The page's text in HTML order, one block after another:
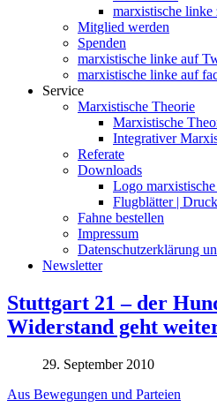
marxistische
Mitglied werden
Spenden
marxistische linke auf
marxistische linke auf
Service
Marxistische Theorie
Marxistische
Integrativer
Referate
Downloads
Logo
Flugblätter |
Fahne bestellen
Impressum
Datenschutzerklärung
Newsletter
Stuttgart 21 – der
Widerstand geht
29. September 2010
Aus Bewegungen und Parteien